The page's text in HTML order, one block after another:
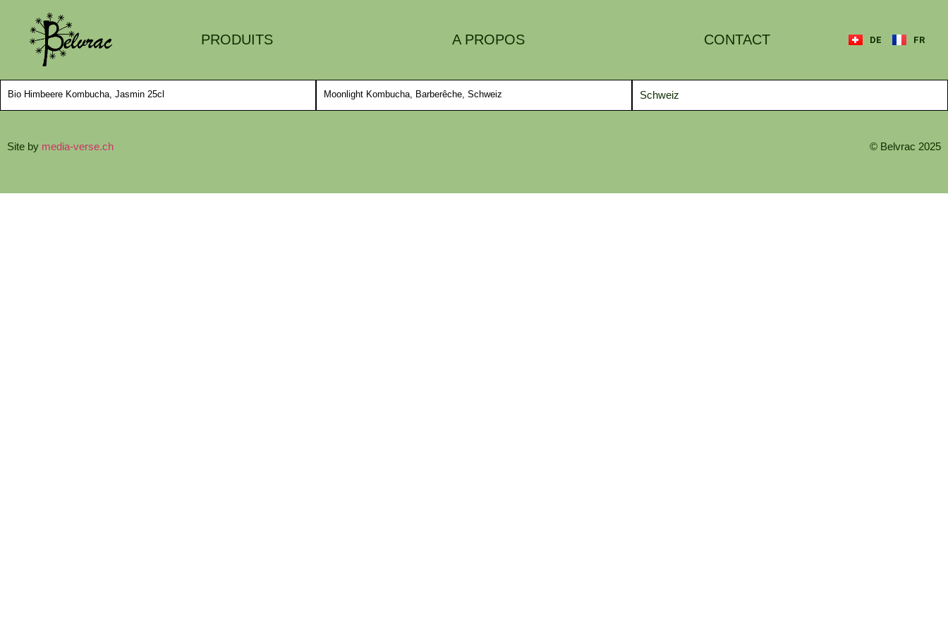
PRODUITS A PROPOS CONTACT DE FR
Bio Himbeere Kombucha, Jasmin 25cl Moonlight Kombucha, Barberêche, Schweiz Schweiz
Site by media-verse.ch © Belvrac 2025